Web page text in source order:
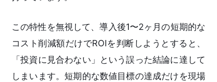
この特性を無視して、導入後1〜2ヶ月の短期的な
コスト削減額だけでROIを判断しようとすると、
「投資に見合わない」という誤った結論に達して
しまいます。短期的な数値目標の達成だけを現場